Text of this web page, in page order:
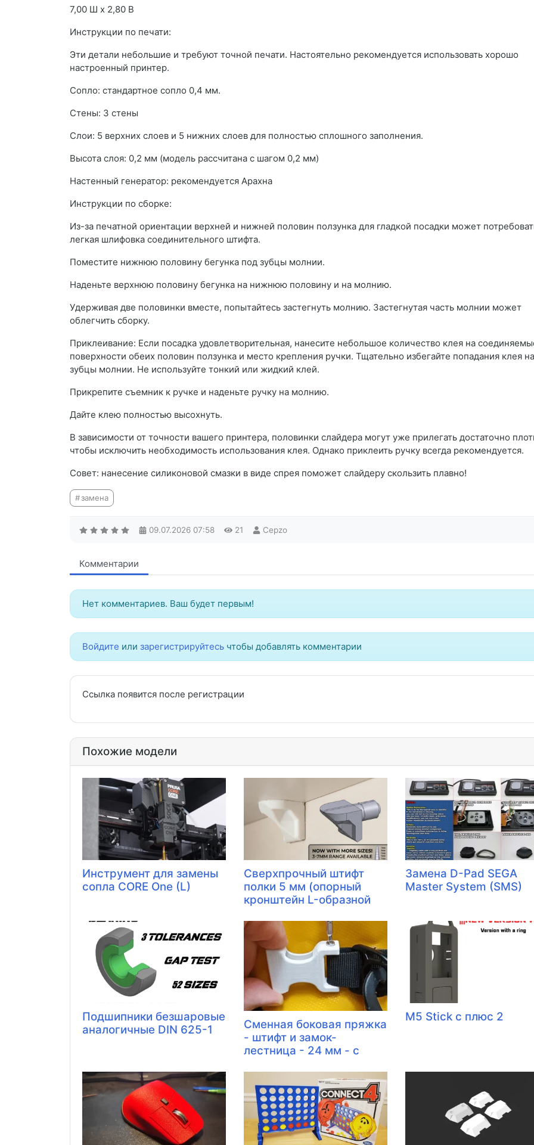
7,00 Ш x 2,80 В
Инструкции по печати:
Эти детали небольшие и требуют точной печати. Настоятельно рекомендуется использовать хорошо
настроенный принтер.
Сопло: стандартное сопло 0,4 мм.
Стены: 3 стены
Слои: 5 верхних слоев и 5 нижних слоев для полностью сплошного заполнения.
Высота слоя: 0,2 мм (модель рассчитана с шагом 0,2 мм)
Настенный генератор: рекомендуется Арахна
Инструкции по сборке:
Из-за печатной ориентации верхней и нижней половин ползунка для гладкой посадки может
легкая шлифовка соединительного штифта.
Поместите нижнюю половину бегунка под зубцы молнии.
Наденьте верхнюю половину бегунка на нижнюю половину и на молнию.
Удерживая две половинки вместе, попытайтесь застегнуть молнию. Застегнутая часть молнии может
облегчить сборку.
Приклеивание: Если посадка удовлетворительная, нанесите небольшое количество клея на
поверхности обеих половин ползунка и место крепления ручки. Тщательно избегайте попадания клея на
зубцы молнии. Не используйте тонкий или жидкий клей.
Прикрепите съемник к ручке и наденьте ручку на молнию.
Дайте клею полностью высохнуть.
В зависимости от точности вашего принтера, половинки слайдера могут уже прилегать достаточно
чтобы исключить необходимость использования клея. Однако приклеить ручку всегда рекомендуется.
Совет: нанесение силиконовой смазки в виде спрея поможет слайдеру скользить плавно!
замена
09.07.2026 07:58 21 Cepzo
Комментарии
Нет комментариев. Ваш будет первым!
Войдите или зарегистрируйтесь чтобы добавлять комментарии
Ссылка появится после регистрации
Похожие модели
Инструмент для замены
сопла CORE One (L)
Сверхпрочный штифт
полки 5 мм (опорный
кронштейн L-образной
Замена D-Pad SEGA
Master System (SMS)
Подшипники безшаровые
аналогичные DIN 625-1
Сменная боковая пряжка
- штифт и замок-
лестница - 24 мм - с
M5 Stick c плюс 2